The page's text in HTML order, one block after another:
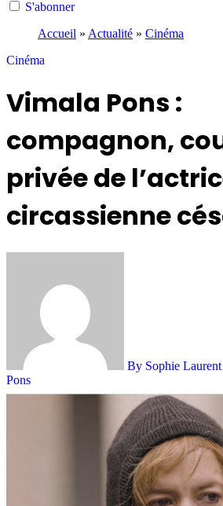
S'abonner
Accueil » Actualité » Cinéma
Cinéma
Vimala Pons :
compagnon,
privée de
circassienne
By Sophie Laurent
Pons